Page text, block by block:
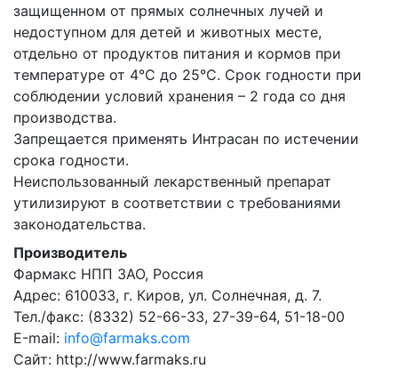
защищенном от прямых солнечных лучей и
недоступном для детей и животных месте,
отдельно от продуктов питания и кормов при
температуре от 4°С до 25°С. Срок годности при
соблюдении условий хранения – 2 года со дня
производства.
Запрещается применять Интрасан по истечении
срока годности.
Неиспользованный лекарственный препарат
утилизируют в соответствии с требованиями
законодательства.
Производитель
Фармакс НПП ЗАО, Россия
Адрес: 610033, г. Киров, ул. Солнечная, д. 7.
Тел./факс: (8332) 52-66-33, 27-39-64, 51-18-00
Е-mail: info@farmaks.com
Сайт: http://www.farmaks.ru